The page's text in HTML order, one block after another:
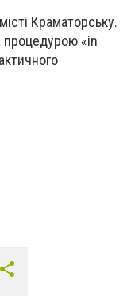
Краматорську.
процедурою «in